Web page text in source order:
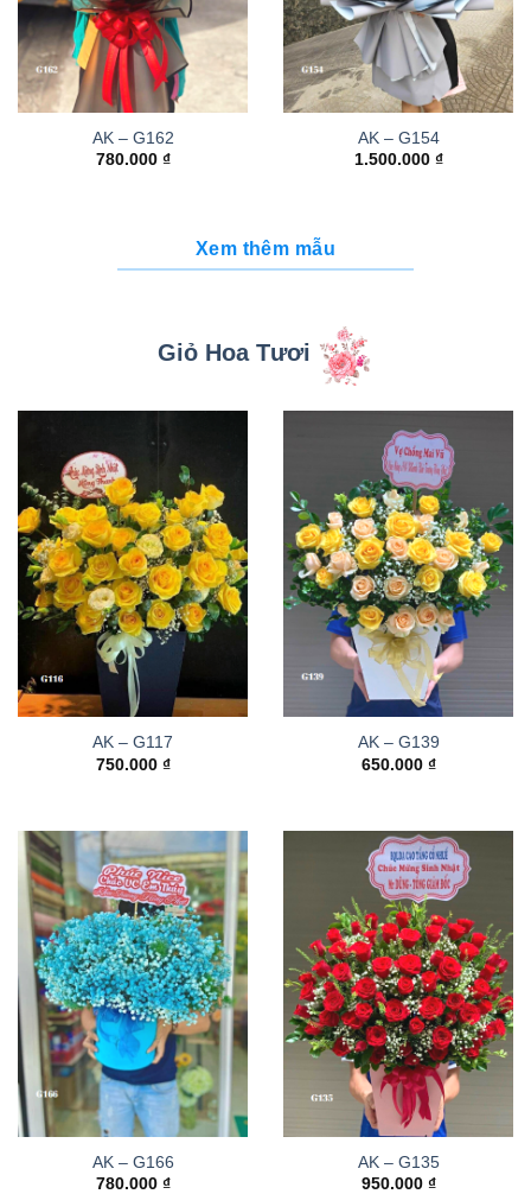
AK – G162
780.000 ₫
AK – G154
1.500.000 ₫
Xem thêm mẫu
Giỏ Hoa Tươi
AK – G117
750.000 ₫
AK – G139
650.000 ₫
AK – G166
780.000 ₫
AK – G135
950.000 ₫